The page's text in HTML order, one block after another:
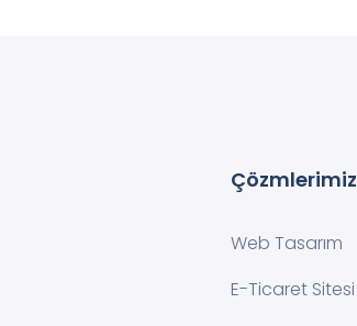
Çözmlerimiz
Web Tasarım
E-Ticaret Sitesi